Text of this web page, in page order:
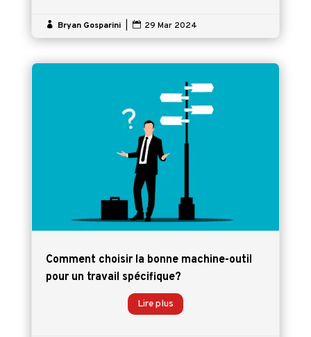
 Bryan Gosparini  29 Mar 2024
Comment choisir la bonne machine-outil
pour un travail spécifique?
Lire plus